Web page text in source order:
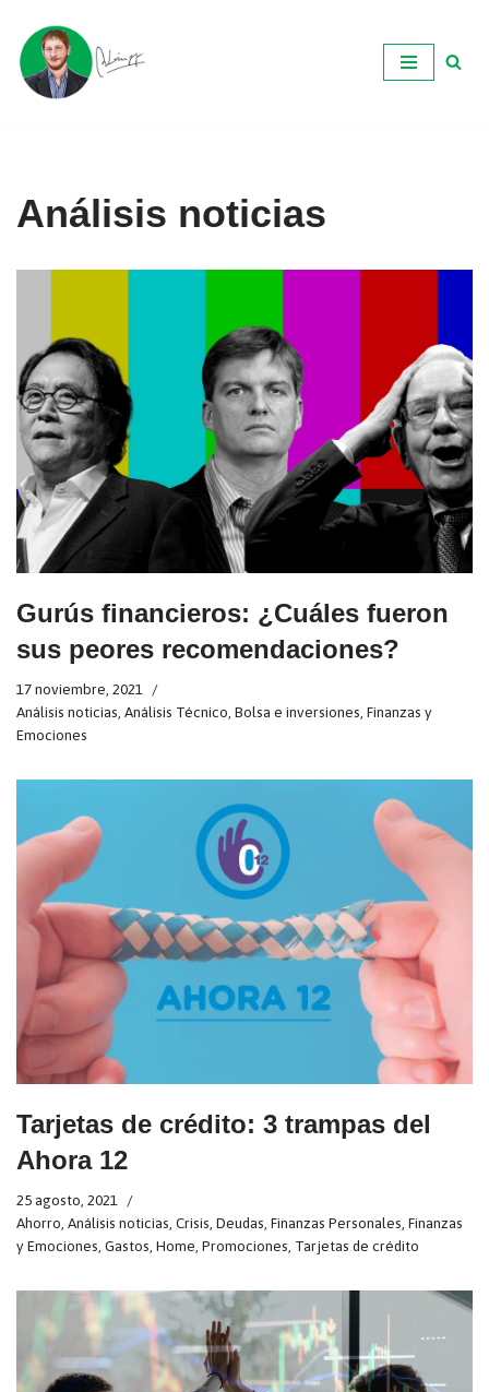
Ir
al
Análisis noticias
Gurús financieros: ¿Cuáles fueron
sus peores recomendaciones?
17 noviembre, 2021
Análisis noticias, Análisis Técnico, Bolsa e inversiones, Finanzas y
Emociones
Tarjetas de crédito: 3 trampas del
Ahora 12
25 agosto, 2021
Ahorro Análisis noticias Crisis Deudas Finanzas Personales Finanzas
y Emociones Gastos Home Promociones Tarjetas de crédito